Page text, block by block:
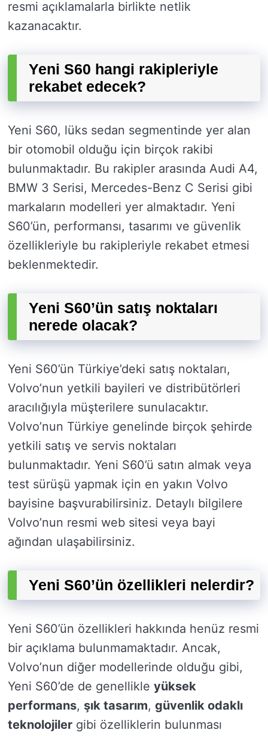
resmi açıklamalarla birlikte netlik
kazanacaktır.
Yeni S60 hangi rakipleriyle
rekabet edecek?
Yeni S60, lüks sedan segmentinde yer alan
bir otomobil olduğu için birçok rakibi
bulunmaktadır. Bu rakipler arasında Audi A4,
BMW 3 Serisi, Mercedes-Benz C Serisi gibi
markaların modelleri yer almaktadır. Yeni
S60’ün, performansı, tasarımı ve güvenlik
özellikleriyle bu rakipleriyle rekabet etmesi
beklenmektedir.
Yeni S60’ün satış noktaları
nerede olacak?
Yeni S60’ün Türkiye’deki satış noktaları,
Volvo’nun yetkili bayileri ve distribütörleri
aracılığıyla müşterilere sunulacaktır.
Volvo’nun Türkiye genelinde birçok şehirde
yetkili satış ve servis noktaları
bulunmaktadır. Yeni S60’ü satın almak veya
test sürüşü yapmak için en yakın Volvo
bayisine başvurabilirsiniz. Detaylı bilgilere
Volvo’nun resmi web sitesi veya bayi
ağından ulaşabilirsiniz.
Yeni S60’ün özellikleri nelerdir?
Yeni S60’ün özellikleri hakkında henüz resmi
bir açıklama bulunmamaktadır. Ancak,
Volvo’nun diğer modellerinde olduğu gibi,
Yeni S60’de de genellikle yüksek
performans, şık tasarım, güvenlik odaklı
teknolojiler gibi özelliklerin bulunması